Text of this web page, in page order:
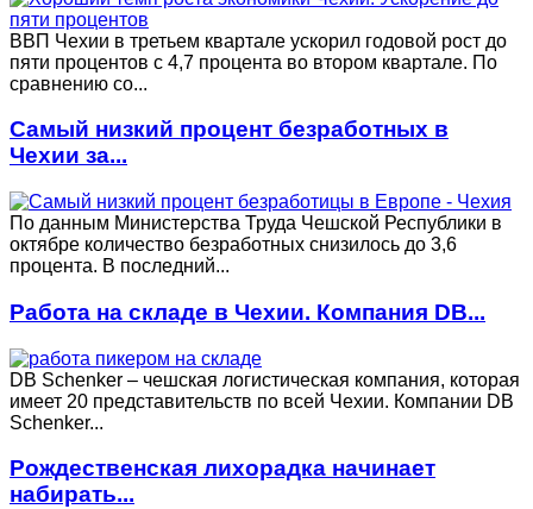
ВВП Чехии в третьем квартале ускорил годовой рост до
пяти процентов с 4,7 процента во втором квартале. По
сравнению со...
Самый низкий процент безработных в
Чехии за...
По данным Министерства Труда Чешской Республики в
октябре количество безработных снизилось до 3,6
процента. В последний...
Работа на складе в Чехии. Компания DB...
DB Schenker – чешская логистическая компания, которая
имеет 20 представительств по всей Чехии. Компании DB
Schenker...
Рождественская лихорадка начинает
набирать...